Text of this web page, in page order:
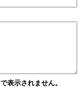
表示されません。